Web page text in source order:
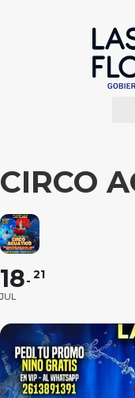
CIRCO
18
JUL
21